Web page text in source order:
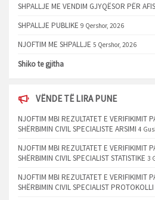
SHPALLJE ME VENDIM GJYQËSOR PËR
SHPALLJE PUBLIKE 9 Qershor, 2026
NJOFTIM ME SHPALLJE 5 Qershor, 2026
Shiko te gjitha
VËNDE TË LIRA PUNE
NJOFTIM MBI REZULTATET E VERIFIKIMIT
SHËRBIMIN CIVIL SPECIALISTE ARSIMI 4
NJOFTIM MBI REZULTATET E VERIFIKIMIT
SHËRBIMIN CIVIL SPECIALIST STATISTIKE 3
NJOFTIM MBI REZULTATET E VERIFIKIMIT
SHËRBIMIN CIVIL SPECIALIST PROTOKOLLI